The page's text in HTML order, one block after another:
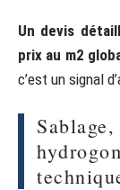
Un devis
prix au m2
c’est un signal